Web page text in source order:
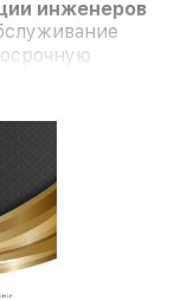
инженеров